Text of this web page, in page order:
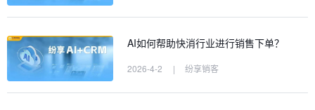
AI如何帮助快消行业进行销售下单？
2026-4-2 | 纷享销客